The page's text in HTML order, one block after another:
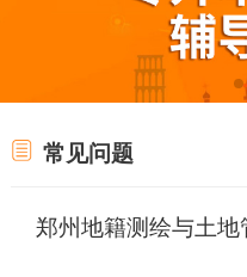
常见问题
郑州地籍测绘与土